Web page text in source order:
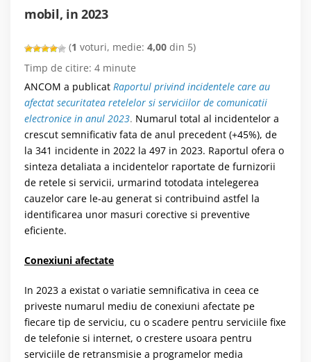
mobil, in 2023
(1 voturi, medie: 4,00 din 5)
Timp de citire: 4 minute
ANCOM a publicat Raportul privind incidentele care au
afectat securitatea retelelor si serviciilor de comunicatii
electronice in anul 2023. Numarul total al incidentelor a
crescut semnificativ fata de anul precedent (+45%), de
la 341 incidente in 2022 la 497 in 2023. Raportul ofera o
sinteza detaliata a incidentelor raportate de furnizorii
de retele si servicii, urmarind totodata intelegerea
cauzelor care le-au generat si contribuind astfel la
identificarea unor masuri corective si preventive
eficiente.
Conexiuni afectate
In 2023 a existat o variatie semnificativa in ceea ce
priveste numarul mediu de conexiuni afectate pe
fiecare tip de serviciu, cu o scadere pentru serviciile fixe
de telefonie si internet, o crestere usoara pentru
serviciile de retransmisie a programelor media